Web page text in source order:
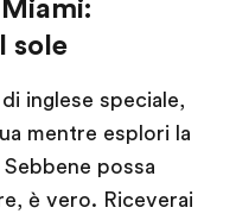
sole
inglese speciale,
mentre esplori la
possa
è vero. Riceverai